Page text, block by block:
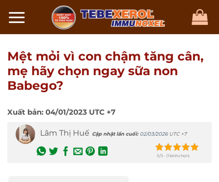
đến
Mệt mỏi vì con chậm tăng cân,
mẹ hãy chọn ngay sữa non
Babego?
Xuất bản: 04/01/2023 UTC +7
Lâm Thị Huế Cập nhật lần cuối: 02/03/2026UTC +7
5/5 - (1 bình chọn)